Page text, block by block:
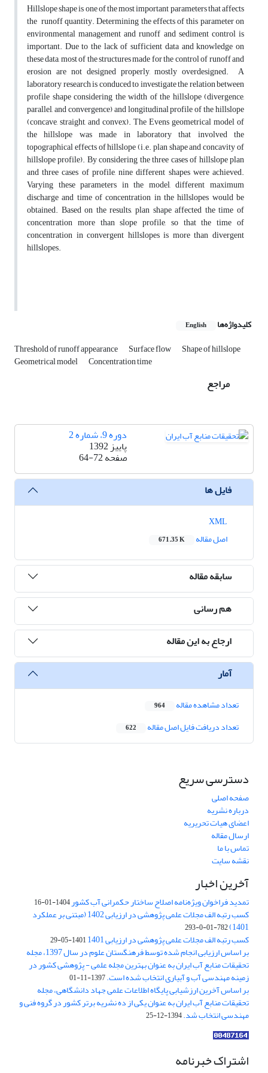
Hillslope shape is one of the most important parameters that affects
the runoff quantity. Determining the effects of this parameter on
environmental management and runoff and sediment control is
important. Due to the lack of sufficient data and knowledge on
these data, most of the structures made for the control of runoff and
erosion are not designed properly, mostly overdesigned. A
laboratory research is conduced to investigate the relation between
profile shape considering the width of the hillslope (divergence,
parallel, and convergence) and longitudinal profile of the hillslope
(concave, straight, and convex). The Evens geometrical model of
the hillslope was made in laboratory that involved the
topographical effects of hillslope (i.e. plan shape and concavity of
hillslope profile). By considering the three cases of hillslope plan
and three cases of profile, nine different shapes were achieved.
Varying these parameters in the model, different maximum
discharge and time of concentration in the hillslopes would be
obtained. Based on the results, plan shape affected the time of
concentration more than slope profile, so that the time of
concentration in convergent hillslopes is more than divergent
hillslopes.
کلیدواژه‌ها English
Threshold of runoff appearance Surface flow Shape of hillslope
Geometrical model Concentration time
مراجع
دوره 9، شماره 2
پاییز 1392
صفحه64-72
فایل ها
اصل مقاله
671.35 K
سابقه مقاله
هم رسانی
ارجاع به این مقاله
آمار
تعداد مشاهده مقاله 964
تعداد دریافت فایل اصل مقاله 622
دسترسی سریع
صفحه اصلی
درباره نشریه
اعضای هیات تحریریه
ارسال مقاله
تماس با ما
نقشه سایت
آخرین اخبار
تمدید فراخوان ویژه‌نامه اصلاح ساختار حکمرانی آب کشور1404-01-16
کسب رتبه الف مجلات علمی پژوهشی در ارزیابی 1402 (مبتنی بر عملکرد
1401)
782-01-0-293
کسب رتبه الف مجلات علمی پژوهشی در ارزیابی 1401 1401-05-29
بر اساس ارزیابی انجام شده توسط فرهنگستان علوم در سال 1397، مجله
تحقیقات منابع آب ایران به عنوان بهترین مجله علمی - پژوهشی کشور در
زمینه مهندسی آب و آبیاری انتخاب شده است.1397-11-01
بر اساس آخرین ارزشیابی پایگاه اطلاعات علمی جهاد دانشگاهی، مجله
تحقیقات منابع آب ایران به عنوان یکی از ده نشریه برتر کشور در گروه فنی و
مهندسی انتخاب شد.1394-12-25
اشتراک خبرنامه